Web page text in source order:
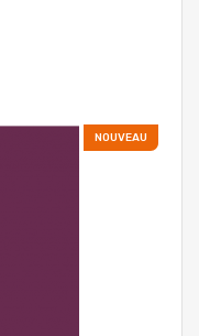
NOUVEAU